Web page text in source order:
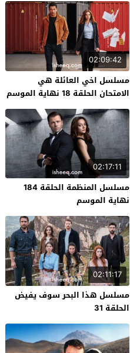
02:09:42
مسلسل اخي العائلة هي
الامتحان الحلقة 18 نهاية الموسم
02:17:11
مسلسل المنظمة الحلقة 184
نهاية الموسم
02:11:17
مسلسل هذا البحر سوف يفيض
الحلقة 31